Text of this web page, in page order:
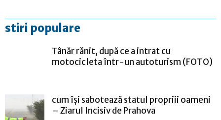
stiri populare
Tânăr rănit, după ce a intrat cu
motocicleta într-un autoturism (FOTO)
cum își sabotează statul propriii oameni
– Ziarul Incisiv de Prahova